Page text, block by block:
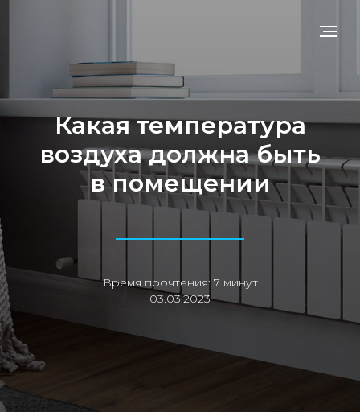
Какая температура
воздуха должна быть
в помещении
Время прочтения: 7 минут
03.03.2023